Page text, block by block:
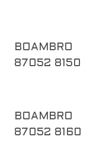
BOAMBRO
87052 8150
BOAMBRO
87052 8160